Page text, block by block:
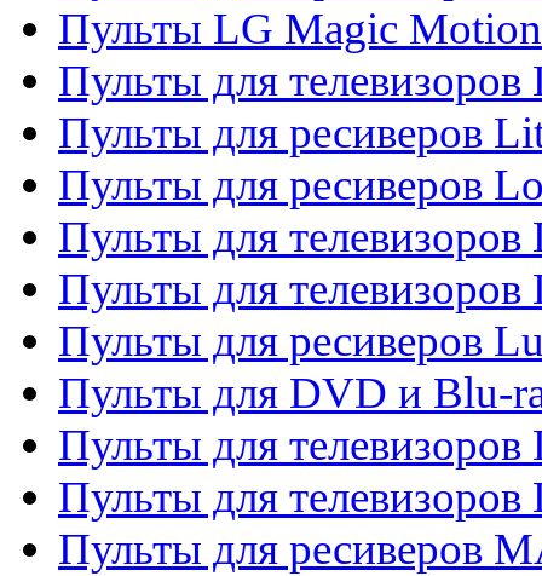
Пульты LG Magic Motion
Пульты для
Пульты для ресиверов
Пульты для ресиверов
Пульты для телевизоров
Пульты для
Пульты для ресиверов
Пульты для DVD и Blu-
Пульты для телевизоров
Пульты для телевизоров
Пульты для ресиверов